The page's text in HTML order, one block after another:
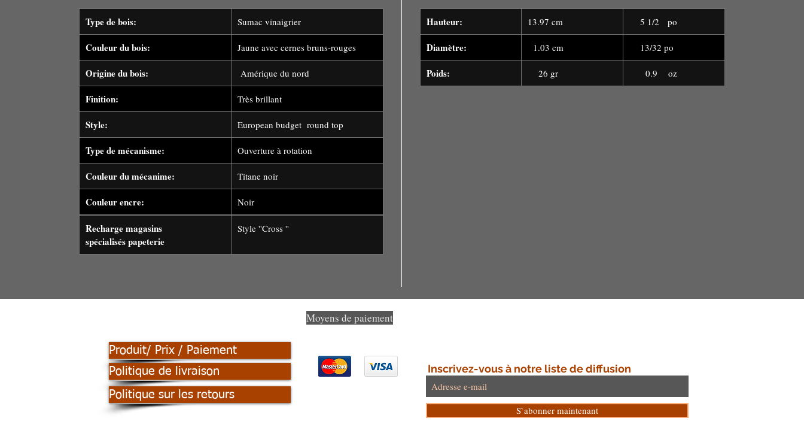
Type de bois: Sumac vinaigrier
Couleur du bois: Jaune avec cernes bruns-rouges
Origine du bois: Amérique du nord
Finition: Très brillant
Style: European budget round top
Type de mécanisme: Ouverture à rotation
Couleur du mécanime: Titane noir
Couleur encre: Noir
Recharge magasins
spécialisés papeterie
Style ''Cross ''
Hauteur: 13.97 cm 5 1/2 po
Diamètre: 1.03 cm 13/32 po
Poids: 26 gr 0.9 oz
Moyens de paiement
Produit/ Prix / Paiement
Politique de livraison
Politique sur les retours
Inscrivez-vous à notre liste de diffusion
S`abonner maintenant